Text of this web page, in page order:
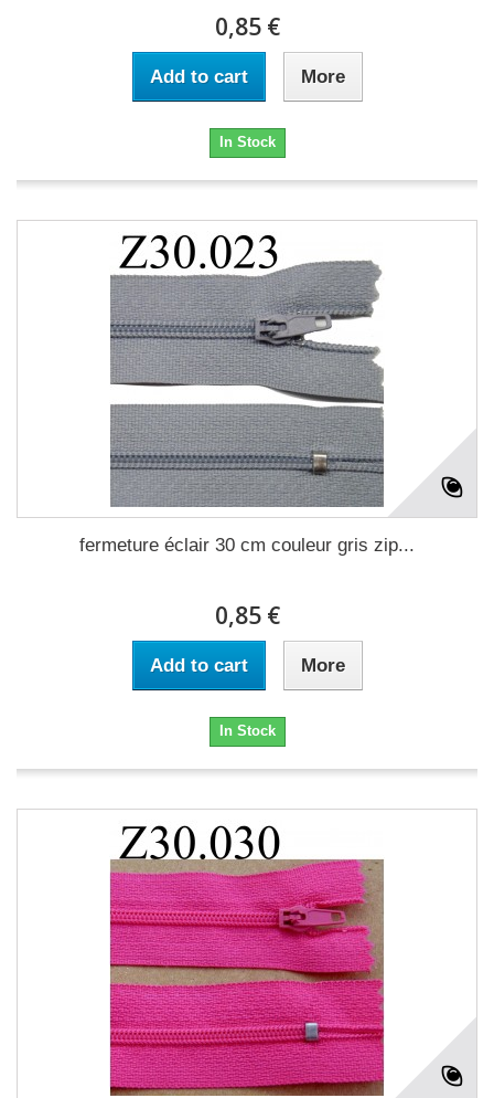
0,85 €
Add to cart More
In Stock
fermeture éclair 30 cm couleur gris zip...
0,85 €
Add to cart More
In Stock